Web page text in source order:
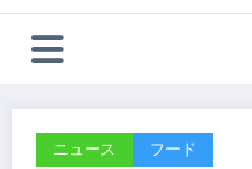
ニュース フード